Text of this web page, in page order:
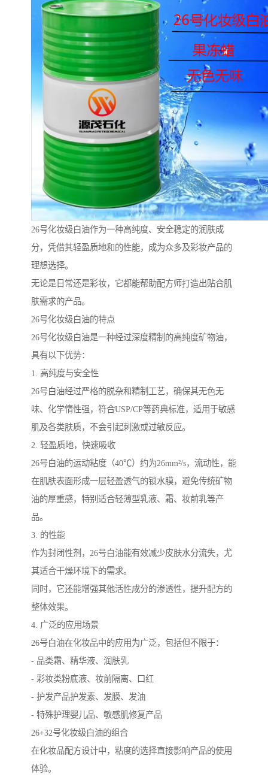
26号化妆级白油作为一种高纯度、安全稳定的润肤成
分，凭借其轻盈质地和的性能，成为众多及彩妆产品的
理想选择。
无论是日常还是彩妆，它都能帮助配方师打造出贴合肌
肤需求的产品。
26号化妆级白油的特点
26号化妆级白油是一种经过深度精制的高纯度矿物油，
具有以下优势：
1. 高纯度与安全性
26号白油经过严格的脱杂和精制工艺，确保其无色无
味、化学惰性强，符合USP/CP等药典标准，适用于敏感
肌及各类肤质，不会引起刺激或过敏反应。
2. 轻盈质地，快速吸收
26号白油的运动粘度（40℃）约为26mm²/s，流动性，能
在肌肤表面形成一层轻盈透气的锁水膜，避免传统矿物
油的厚重感，特别适合轻薄型乳液、霜、妆前乳等产
品。
3. 的性能
作为封闭性剂，26号白油能有效减少皮肤水分流失，尤
其适合干燥环境下的需求。
同时，它还能增强其他活性成分的渗透性，提升配方的
整体效果。
4. 广泛的应用场景
26号白油在化妆品中的应用为广泛，包括但不限于：
- 品类霜、精华液、润肤乳
- 彩妆类粉底液、妆前隔离、口红
- 护发产品护发素、发膜、发油
- 特殊护理婴儿品、敏感肌修复产品
26+32号化妆级白油的组合
在化妆品配方设计中，粘度的选择直接影响产品的使用
体验。